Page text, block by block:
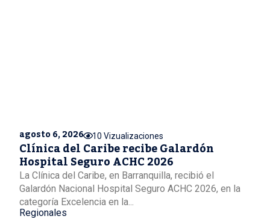
agosto 6, 2026 10 Vizualizaciones
Clínica del Caribe recibe Galardón
Hospital Seguro ACHC 2026
La Clínica del Caribe, en Barranquilla, recibió el
Galardón Nacional Hospital Seguro ACHC 2026, en la
categoría Excelencia en la...
Regionales